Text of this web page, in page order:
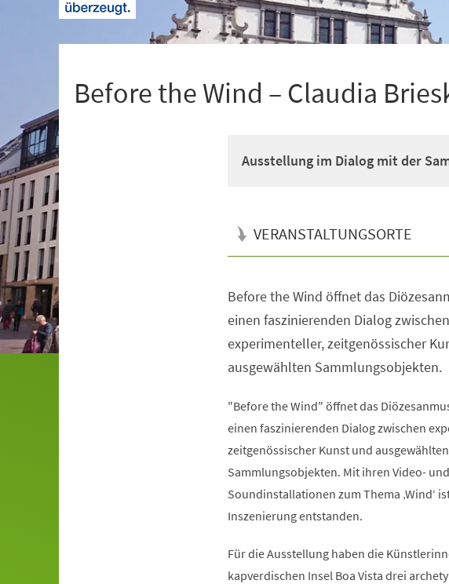
Before the Wind – Claudia
Ausstellung im Dialog mit der
VERANSTALTUNGSORTE
Before the Wind öffnet das
einen faszinierenden Dialog zwischen
experimenteller, zeitgenössischer
ausgewählten Sammlungsobjekten.
"Before the Wind" öffnet das
einen faszinierenden Dialog zwischen
zeitgenössischer Kunst und ausgewählten
Sammlungsobjekten. Mit ihren Video- und
Soundinstallationen zum Thema ‚Wind‘
Inszenierung entstanden.
Für die Ausstellung haben die
kapverdischen Insel Boa Vista drei